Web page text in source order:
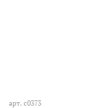
арт. с0373